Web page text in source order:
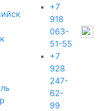
+7
918
063-
51-55
+7
928
247-
62-
99